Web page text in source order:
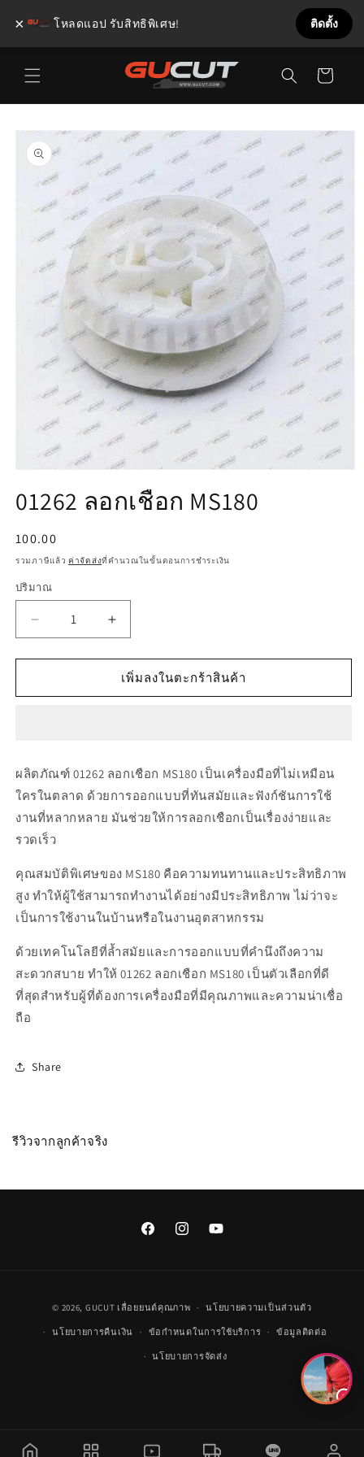
ข้ามไป
ยัง
เนื้อหา
สินค้า
ข้ามไป
ยังข้อมูล
สินค้า
สื่อ
1
โม
ดอล
01262 ลอกเชือก MS180
ราคา
ปกติ
100.00
รวมภาษีแล้ว ค่าจัดส่งที่คำนวณในขั้นตอนการชำระเงิน
ปริมาณ
01262
สำหรับ
01262
เพิ่มลงในตะกร้าสินค้า
ผลิตภัณฑ์ 01262 ลอกเชือก MS180 เป็นเครื่องมือที่ไม่เหมือน
ใครในตลาด ด้วยการออกแบบที่ทันสมัยและฟังก์ชันการใช้
งานที่หลากหลาย มันช่วยให้การลอกเชือกเป็นเรื่องง่ายและ
รวดเร็ว
คุณสมบัติพิเศษของ MS180 คือความทนทานและประสิทธิภาพ
สูง ทำให้ผู้ใช้สามารถทำงานได้อย่างมีประสิทธิภาพ ไม่ว่าจะ
เป็นการใช้งานในบ้านหรือในงานอุตสาหกรรม
ด้วยเทคโนโลยีที่ล้ำสมัยและการออกแบบที่คำนึงถึงความ
สะดวกสบาย ทำให้ 01262 ลอกเชือก MS180 เป็นตัวเลือกที่ดี
ที่สุดสำหรับผู้ที่ต้องการเครื่องมือที่มีคุณภาพและความน่าเชื่อ
ถือ
Share
รีวิวจากลูกค้าจริง
FacebookInstagramYouTube
การ
ชำระ
เงิน
© 2026, GUCUT เลื่อยยนต์คุณภาพ นโยบายความเป็นส่วนตัว
นโยบายการคืนเงิน ข้อกำหนดในการใช้บริการ ข้อมูลติดต่อ
นโยบายการจัดส่ง
× โหลดแอป รับสิทธิพิเศษ! ติดตั้ง